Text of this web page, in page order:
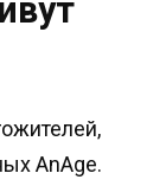
AnAge.